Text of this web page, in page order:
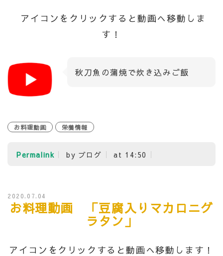
アイコンをクリックすると動画へ移動しま
す！
秋刀魚の蒲焼で炊き込みご飯
お料理動画 栄養情報
Permalink by ブログ at 14:50
2020.07.04
お料理動画 「豆腐入りマカロニグ
ラタン」
アイコンをクリックすると動画へ移動します！